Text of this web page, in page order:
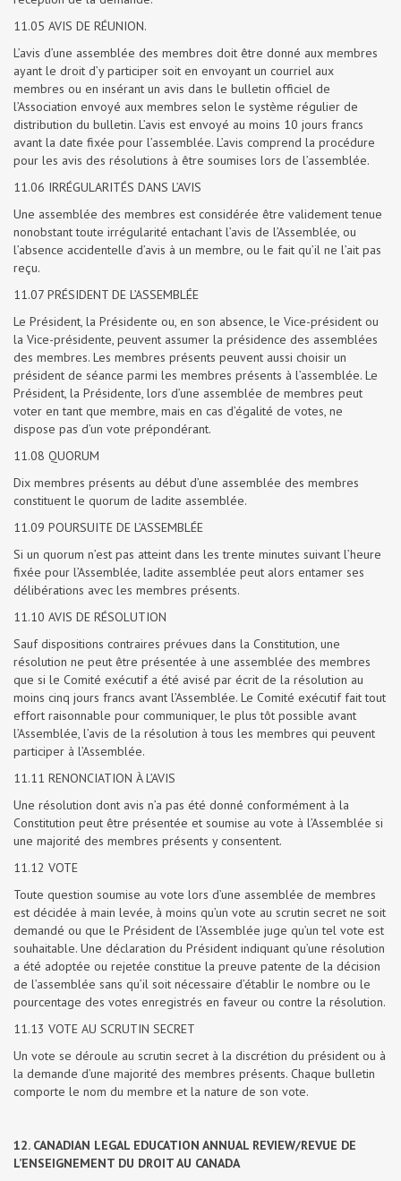
11.05 AVIS DE RÉUNION.
L’avis d’une assemblée des membres doit être donné aux membres
ayant le droit d’y participer soit en envoyant un courriel aux
membres ou en insérant un avis dans le bulletin officiel de
l’Association envoyé aux membres selon le système régulier de
distribution du bulletin. L’avis est envoyé au moins 10 jours francs
avant la date fixée pour l’assemblée. L’avis comprend la procédure
pour les avis des résolutions à être soumises lors de l’assemblée.
11.06 IRRÉGULARITÉS DANS L’AVIS
Une assemblée des membres est considérée être validement tenue
nonobstant toute irrégularité entachant l’avis de l’Assemblée, ou
l’absence accidentelle d’avis à un membre, ou le fait qu’il ne l’ait pas
reçu.
11.07 PRÉSIDENT DE L’ASSEMBLÉE
Le Président, la Présidente ou, en son absence, le Vice-président ou
la Vice-présidente, peuvent assumer la présidence des assemblées
des membres. Les membres présents peuvent aussi choisir un
président de séance parmi les membres présents à l’assemblée. Le
Président, la Présidente, lors d’une assemblée de membres peut
voter en tant que membre, mais en cas d’égalité de votes, ne
dispose pas d’un vote prépondérant.
11.08 QUORUM
Dix membres présents au début d’une assemblée des membres
constituent le quorum de ladite assemblée.
11.09 POURSUITE DE L’ASSEMBLÉE
Si un quorum n’est pas atteint dans les trente minutes suivant l’heure
fixée pour l’Assemblée, ladite assemblée peut alors entamer ses
délibérations avec les membres présents.
11.10 AVIS DE RÉSOLUTION
Sauf dispositions contraires prévues dans la Constitution, une
résolution ne peut être présentée à une assemblée des membres
que si le Comité exécutif a été avisé par écrit de la résolution au
moins cinq jours francs avant l’Assemblée. Le Comité exécutif fait tout
effort raisonnable pour communiquer, le plus tôt possible avant
l’Assemblée, l’avis de la résolution à tous les membres qui peuvent
participer à l’Assemblée.
11.11 RENONCIATION À L’AVIS
Une résolution dont avis n’a pas été donné conformément à la
Constitution peut être présentée et soumise au vote à l’Assemblée si
une majorité des membres présents y consentent.
11.12 VOTE
Toute question soumise au vote lors d’une assemblée de membres
est décidée à main levée, à moins qu’un vote au scrutin secret ne soit
demandé ou que le Président de l’Assemblée juge qu’un tel vote est
souhaitable. Une déclaration du Président indiquant qu’une résolution
a été adoptée ou rejetée constitue la preuve patente de la décision
de l’assemblée sans qu’il soit nécessaire d’établir le nombre ou le
pourcentage des votes enregistrés en faveur ou contre la résolution.
11.13 VOTE AU SCRUTIN SECRET
Un vote se déroule au scrutin secret à la discrétion du président ou à
la demande d’une majorité des membres présents. Chaque bulletin
comporte le nom du membre et la nature de son vote.
12. CANADIAN LEGAL EDUCATION ANNUAL REVIEW/REVUE DE
L’ENSEIGNEMENT DU DROIT AU CANADA